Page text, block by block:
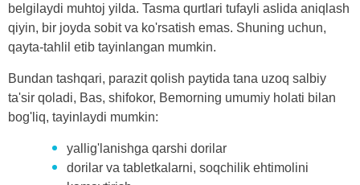
belgilaydi muhtoj yilda. Tasma qurtlari tufayli aslida aniqlash
qiyin, bir joyda sobit va ko'rsatish emas. Shuning uchun,
qayta-tahlil etib tayinlangan mumkin.
Bundan tashqari, parazit qolish paytida tana uzoq salbiy
ta'sir qoladi, Bas, shifokor, Bemorning umumiy holati bilan
bog'liq, tayinlaydi mumkin:
yallig'lanishga qarshi dorilar
dorilar va tabletkalarni, soqchilik ehtimolini